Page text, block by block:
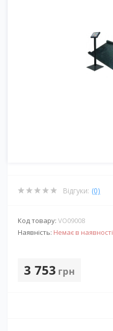
Відгуки: (0)
Код товару: VO09008
Наявність: Немає в наявності
3 753 грн